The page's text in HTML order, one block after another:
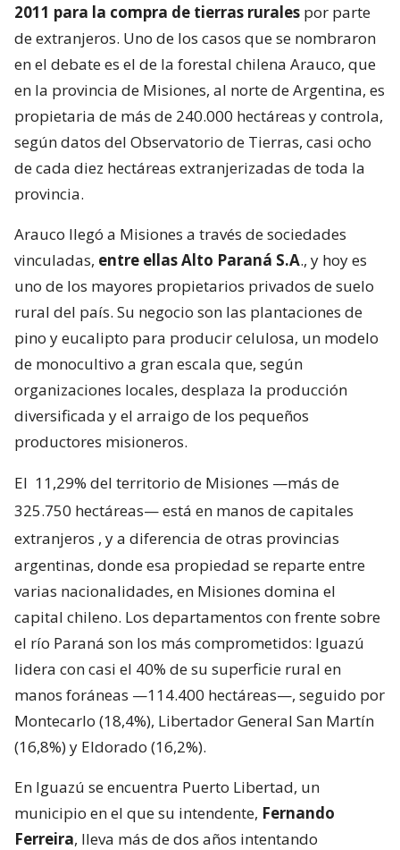
2011 para la compra de tierras rurales por parte
de extranjeros. Uno de los casos que se nombraron
en el debate es el de la forestal chilena Arauco, que
en la provincia de Misiones, al norte de Argentina, es
propietaria de más de 240.000 hectáreas y controla,
según datos del Observatorio de Tierras, casi ocho
de cada diez hectáreas extranjerizadas de toda la
provincia.
Arauco llegó a Misiones a través de sociedades
vinculadas, entre ellas Alto Paraná S.A., y hoy es
uno de los mayores propietarios privados de suelo
rural del país. Su negocio son las plantaciones de
pino y eucalipto para producir celulosa, un modelo
de monocultivo a gran escala que, según
organizaciones locales, desplaza la producción
diversificada y el arraigo de los pequeños
productores misioneros.
El 11,29% del territorio de Misiones —más de
325.750 hectáreas— está en manos de capitales
extranjeros , y a diferencia de otras provincias
argentinas, donde esa propiedad se reparte entre
varias nacionalidades, en Misiones domina el
capital chileno. Los departamentos con frente sobre
el río Paraná son los más comprometidos: Iguazú
lidera con casi el 40% de su superficie rural en
manos foráneas —114.400 hectáreas—, seguido por
Montecarlo (18,4%), Libertador General San Martín
(16,8%) y Eldorado (16,2%).
En Iguazú se encuentra Puerto Libertad, un
municipio en el que su intendente, Fernando
Ferreira, lleva más de dos años intentando